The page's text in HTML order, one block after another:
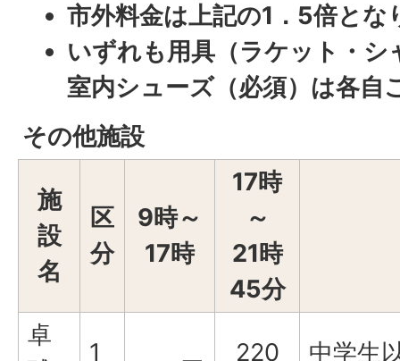
市外料金は上記の1．5倍とな
いずれも用具（ラケット・シ
室内シューズ（必須）は各自
その他施設
施
設
名
区
分
9時～
17時
17時
～
21時
45分
卓
1 220 中学生